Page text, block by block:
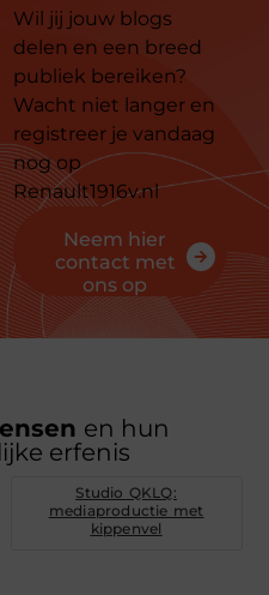
Wil jij jouw blogs
delen en een breed
publiek bereiken?
Wacht niet langer en
registreer je vandaag
nog op
Renault1916v.nl
Neem hier
contact met
ons op
en hun
erfenis
Studio QKLQ:
mediaproductie met
kippenvel